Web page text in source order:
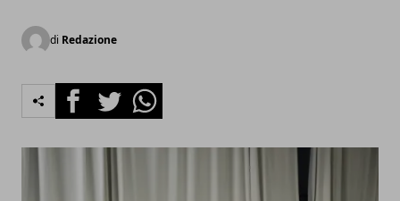
di Redazione
FacebookTwitterWhatsapp